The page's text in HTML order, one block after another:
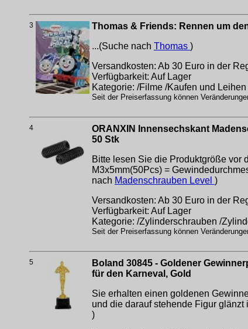
3
Thomas & Friends: Rennen um
...(Suche nach Thomas )
Versandkosten: Ab 30 Euro in der
Verfügbarkeit: Auf Lager
Kategorie: /Filme /Kaufen und
Seit der Preiserfassung können
4
ORANXIN Innensechskant
50 Stk
Bitte lesen Sie die Produktgröße vor
M3x5mm(50Pcs) =
nach Madenschrauben Level )
Versandkosten: Ab 30 Euro in der
Verfügbarkeit: Auf Lager
Kategorie: /Zylinderschrauben /
Seit der Preiserfassung können
5
Boland 30845 - Goldener
für den Karneval, Gold
Sie erhalten einen goldenen
und die darauf stehende Figur
)